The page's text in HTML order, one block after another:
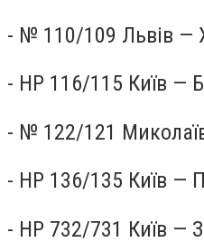
- № 110/109 Львів —
- НР 116/115 Київ —
- № 122/121
- НР 136/135 Київ —
- НР 732/731 Київ —